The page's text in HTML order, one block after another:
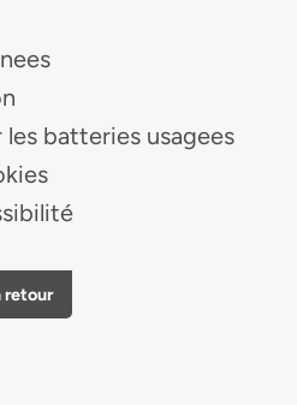
batteries usagees
retour